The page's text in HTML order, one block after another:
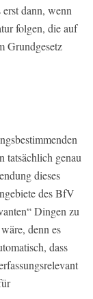
dann, wenn
folgen, die auf
Grundgesetz
tatsächlich genau
dieses
des BfV
Dingen zu
denn es
dass